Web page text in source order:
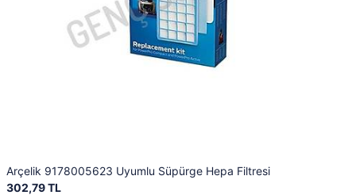
Arçelik 9178005623 Uyumlu Süpürge Hepa Filtresi
302,79 TL